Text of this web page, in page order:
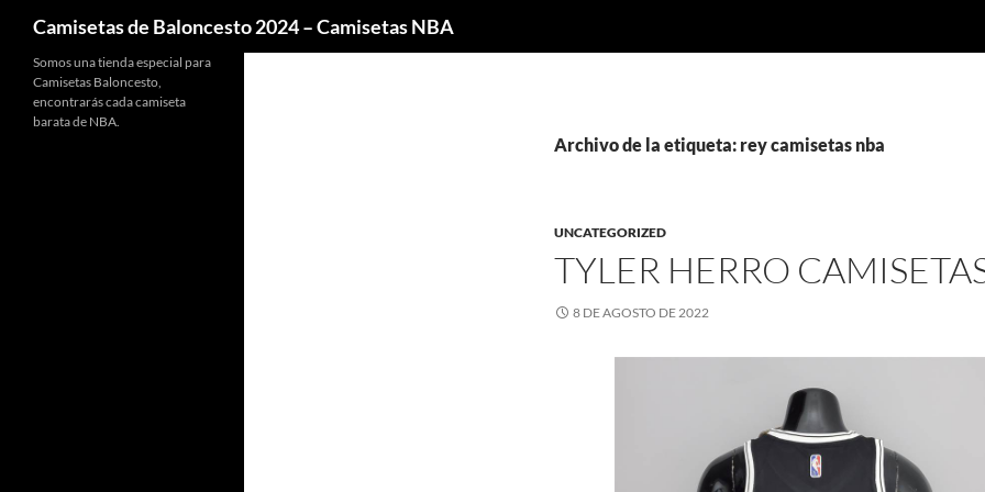
Camisetas de Baloncesto 2024 – Camisetas NBA
Archivo de la etiqueta: rey camisetas nba
UNCATEGORIZED
TYLER HERRO
8 DE AGOSTO DE 2022
Somos una tienda especial para
Camisetas Baloncesto,
encontrarás cada camiseta
barata de NBA.